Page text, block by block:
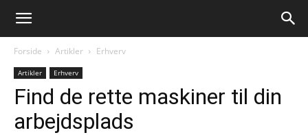
Forside Artikler Erhverv
Artikler Erhverv
Find de rette maskiner til din
arbejdsplads